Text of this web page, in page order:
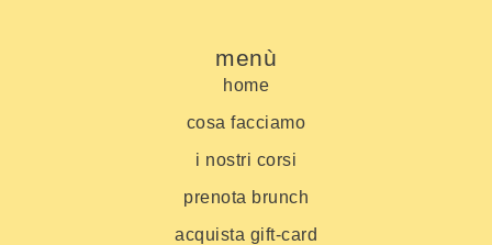
menù
home
cosa facciamo
i nostri corsi
prenota brunch
acquista gift-card